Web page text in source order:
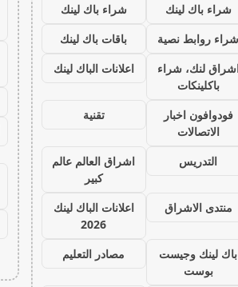
شراء باك لينك
شراء باك لينك
شراء روابط نصية
باقات باك لينك
لنك، شراء
باكلينكات
اعلانات الباك لينك
فودوافون اخبار
الاتصالات
تقنية
التدريس
اشراق العالم عالم
كبير
منتدى الاشراق
اعلانات الباك لينك
2026
باك لينك وجيست
بوست
مصادر التعليم